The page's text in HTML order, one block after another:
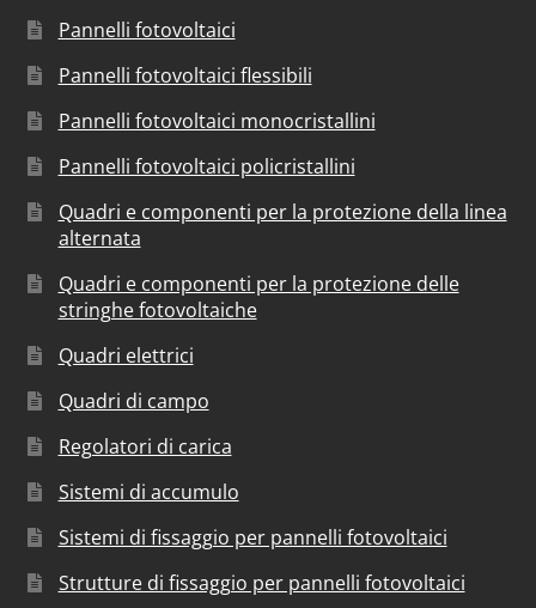
Pannelli fotovoltaici
Pannelli fotovoltaici flessibili
Pannelli fotovoltaici monocristallini
Pannelli fotovoltaici policristallini
Quadri e componenti per la protezione della linea
alternata
Quadri e componenti per la protezione delle
stringhe fotovoltaiche
Quadri elettrici
Quadri di campo
Regolatori di carica
Sistemi di accumulo
Sistemi di fissaggio per pannelli fotovoltaici
Strutture di fissaggio per pannelli fotovoltaici